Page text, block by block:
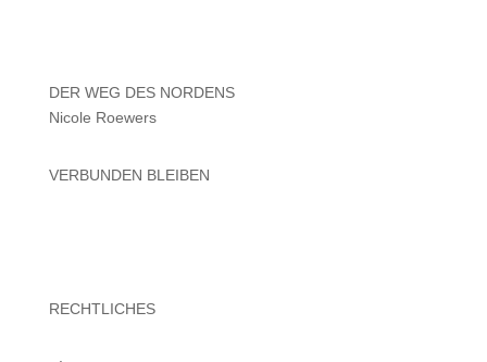
DER WEG DES NORDENS
Nicole Roewers
VERBUNDEN BLEIBEN
RECHTLICHES